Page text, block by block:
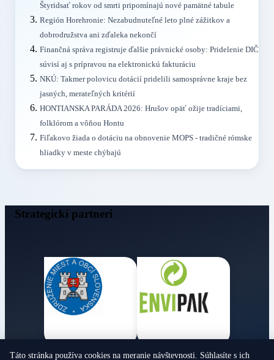
Štyridsať rokov od smrti pripomínajú nové pamätné tabule
Región Horehronie: Nezabudnuteľné leto plné zážitkov a
dobrodružstva ani zďaleka nekončí
Finančná správa registruje ďalšie právnické osoby: Pridelenie DIČ
súvisí aj s prípravou na elektronickú fakturáciu
NKÚ: Takmer polovicu dotácií pridelili samosprávne kraje bez
jasných, merateľných kritérií
HONTIANSKA PARÁDA 2026: Hrušov opäť ožije tradíciami,
folklórom a vôňou Hontu
Fiľakovo žiada o dotáciu na obnovenie MOPS - tradičné rómske
hliadky v meste chýbajú
Strategickí partneri
Táto stránka používa cookies na meranie návštevnosti. Súhlasíte s ich